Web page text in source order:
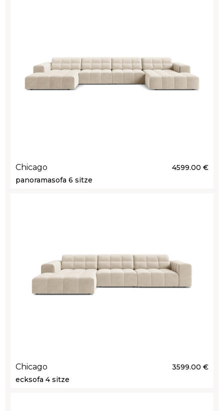
Chicago
4599.00 €
panoramasofa 6 sitze
Chicago
3599.00 €
ecksofa 4 sitze